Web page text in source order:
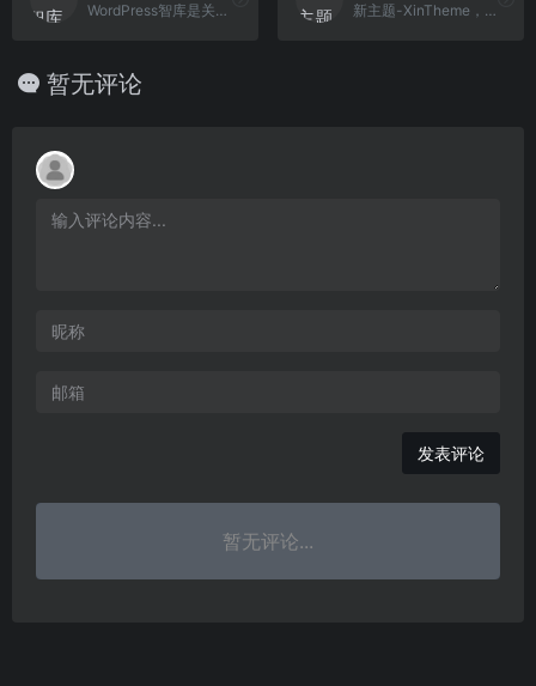
WordPress智库是关于WordPress主题开发,WordPress主题定制开发,二次开发,WordPress插件开发服务,WordPress建站教程,WordPress主题插件等建站资源,WordPress中文汉化的WordPress服务类网站。 新主题-XinTheme，更好的WordPress主题下载站，提供高品质的WordPress主题，企业主题，博客主题，WordPress模板，还有更多的WordPress安装使用教程供你学习。
暂无评论
发表评论
暂无评论...